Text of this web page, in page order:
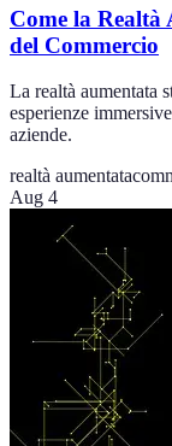
Come la
del Commercio
La realtà aumentata
esperienze
aziende.
realtà aumentata
Aug 4